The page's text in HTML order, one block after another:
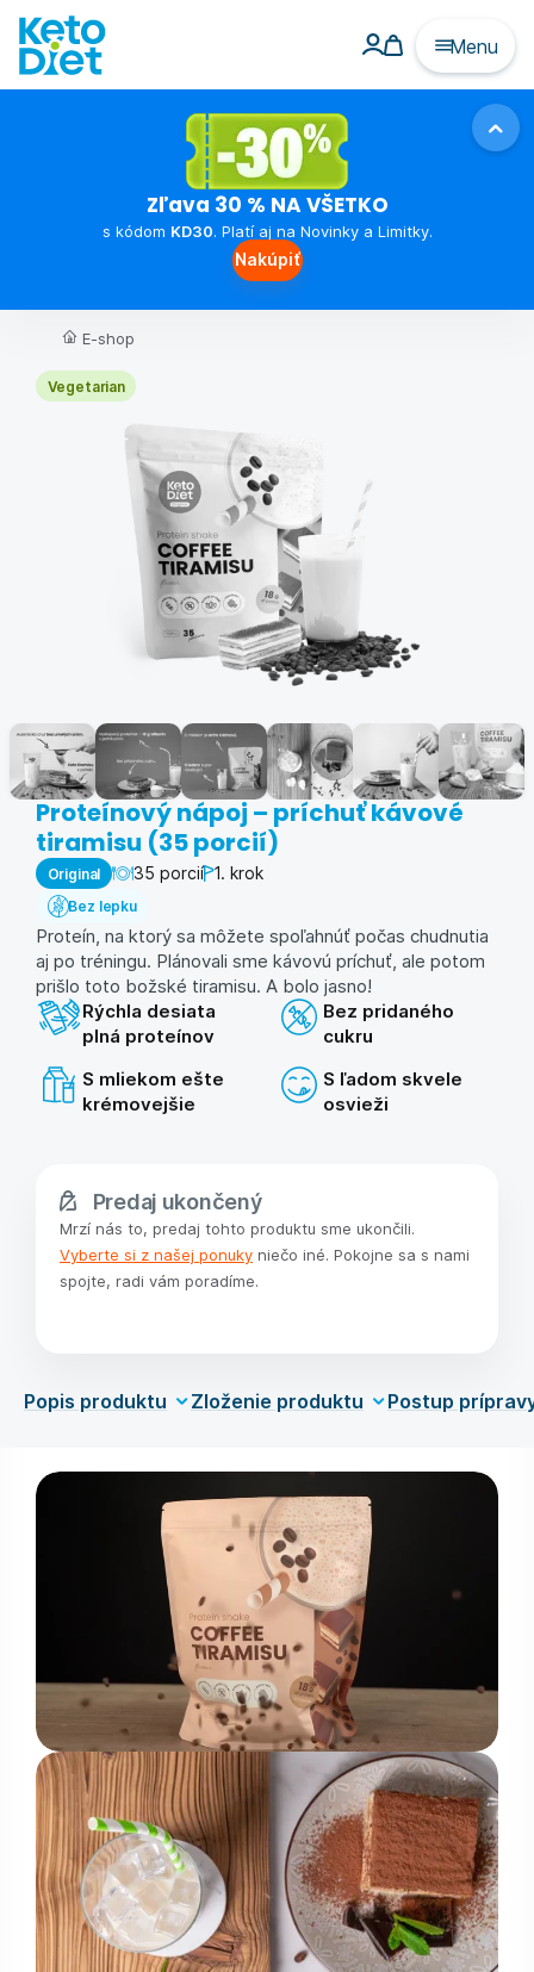
Menu
Zľava 30 % NA VŠETKO
s kódom KD30. Platí aj na Novinky a Limitky.
Nakúpiť
E-shop
Vegetarian
Proteínový nápoj – príchuť kávové
tiramisu (35 porcií)
Original 35 porcií 1. krok
Bez lepku
Proteín, na ktorý sa môžete spoľahnúť počas chudnutia
aj po tréningu. Plánovali sme kávovú príchuť, ale potom
prišlo toto božské tiramisu. A bolo jasno!
Rýchla desiata
plná proteínov
Bez pridaného
cukru
S mliekom ešte
krémovejšie
S ľadom skvele
osvieži
Predaj ukončený
Mrzí nás to, predaj tohto produktu sme ukončili.
Vyberte si z našej ponuky niečo iné. Pokojne sa s nami
spojte, radi vám poradíme.
Popis produktu Zloženie produktu Postup